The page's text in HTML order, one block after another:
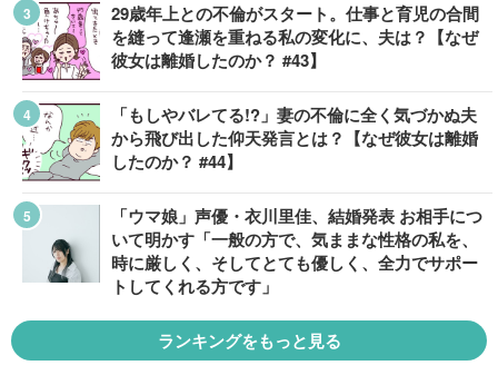
29歳年上との不倫がスタート。仕事と育児の合間
を縫って逢瀬を重ねる私の変化に、夫は？【なぜ
彼女は離婚したのか？ #43】
「もしやバレてる!?」妻の不倫に全く気づかぬ夫
から飛び出した仰天発言とは？【なぜ彼女は離婚
したのか？ #44】
「ウマ娘」声優・衣川里佳、結婚発表 お相手につ
いて明かす「一般の方で、気ままな性格の私を、
時に厳しく、そしてとても優しく、全力でサポー
トしてくれる方です」
ランキングをもっと見る